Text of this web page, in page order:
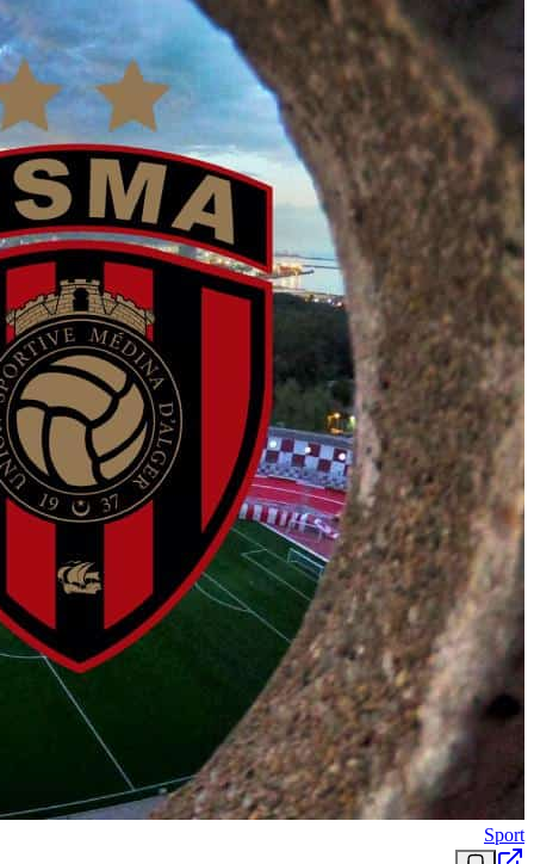
Sport